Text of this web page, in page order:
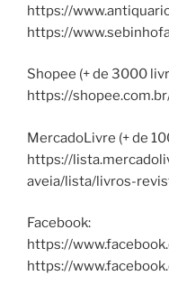
https://
https://
Shopee (+ de 3000
https://
MercadoLivre (+ de
https://
aveia/lista/livros-
Facebook:
https://
https://